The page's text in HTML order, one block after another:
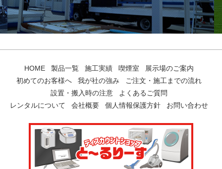
HOME 製品一覧 施工実績 喫煙室
展示場のご案内
初めてのお客様へ
我が社の強み
ご注文・施工までの流れ
設置・搬入時の注意
よくあるご質問
レンタルについて
会社概要 個人情報保護方針 お問い合わせ